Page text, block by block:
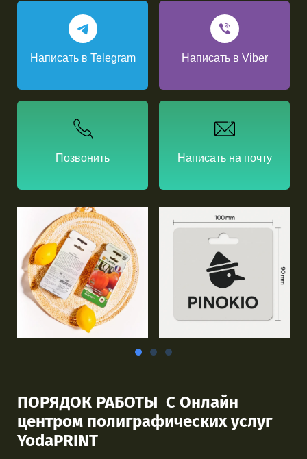
Написать в Telegram Написать в Viber
Позвонить Написать на почту
ПОРЯДОК РАБОТЫ С Онлайн
центром полиграфических услуг
YodaPRINT